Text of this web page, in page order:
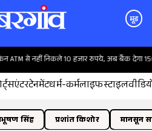
मूड
से नहीं निकले 10 हजार रुपये, अब बैंक देगा
एंटरटेनमेंटधर्म-कर्मलाइफस्टाइल
सिंह प्रशांत किशोर मानसून